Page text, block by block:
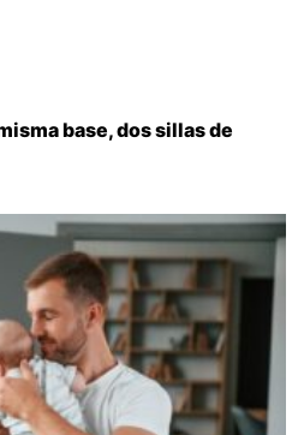
base, dos sillas de